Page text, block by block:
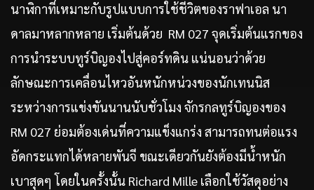
นาฬิกาที่เหมาะกับรูปแบบการใช้ชีวิตของราฟาเอล นา
ดาลมาหลากหลาย เริ่มต้นด้วย RM 027 จุดเริ่มต้นแรกของ
การนำระบบทูร์บิญองไปสู่คอร์ทดิน แน่นอนว่าด้วย
ลักษณะการเคลื่อนไหวอันหนักหน่วงของนักเทนนิส
ระหว่างการแข่งขันนานนับชั่วโมง จักรกลทูร์บิญองของ
RM 027 ย่อมต้องเด่นที่ความแข็งแกร่ง สามารถทนต่อแรง
อัดกระแทกได้หลายพันจี ขณะเดียวกันยังต้องมีน้ำหนัก
เบาสุดๆ โดยในครั้งนั้น Richard Mille เลือกใช้วัสดุอย่าง